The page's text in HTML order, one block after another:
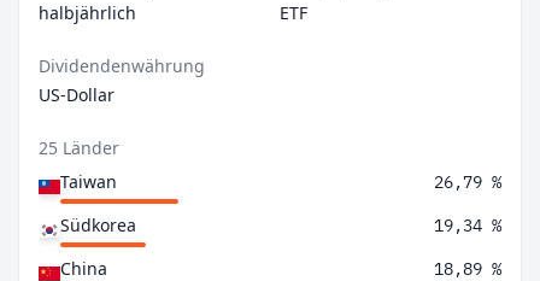
halbjährlich
ETF
Dividendenwährung
US-Dollar
25 Länder
Taiwan
26,79 %
Südkorea 19,34 %
China 18,89 %